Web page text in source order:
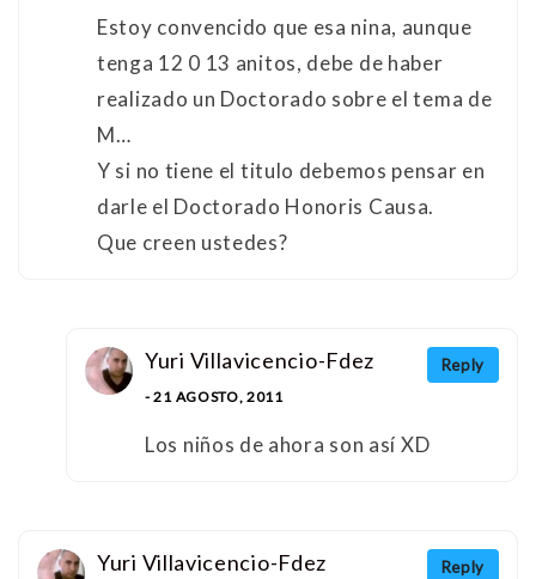
Estoy convencido que esa nina, aunque
tenga 12 0 13 anitos, debe de haber
realizado un Doctorado sobre el tema de
M…
Y si no tiene el titulo debemos pensar en
darle el Doctorado Honoris Causa.
Que creen ustedes?
Reply
Yuri Villavicencio-Fdez
- 21 AGOSTO, 2011
Los niños de ahora son así XD
Reply
Yuri Villavicencio-Fdez